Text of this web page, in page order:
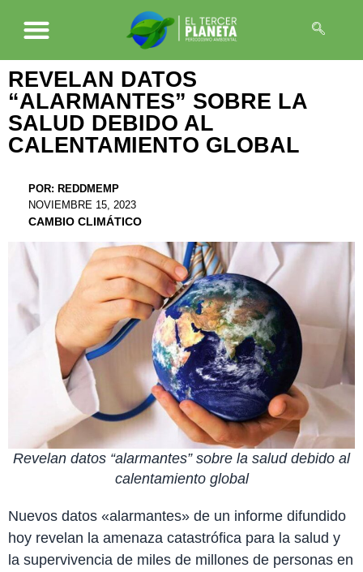
REVELAN DATOS
“ALARMANTES” SOBRE LA
SALUD DEBIDO AL
CALENTAMIENTO GLOBAL
POR: REDDMEMP
NOVIEMBRE 15, 2023
CAMBIO CLIMÁTICO
Revelan datos “alarmantes” sobre la salud debido al
calentamiento global
Nuevos datos «alarmantes» de un informe difundido
hoy revelan la amenaza catastrófica para la salud y
la supervivencia de miles de millones de personas en